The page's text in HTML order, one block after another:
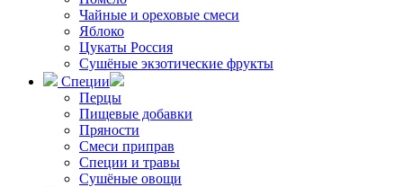
Чайные и ореховые смеси
Яблоко
Цукаты Россия
Сушёные экзотические фрукты
Специи
Перцы
Пищевые добавки
Пряности
Смеси приправ
Специи и травы
Сушёные овощи